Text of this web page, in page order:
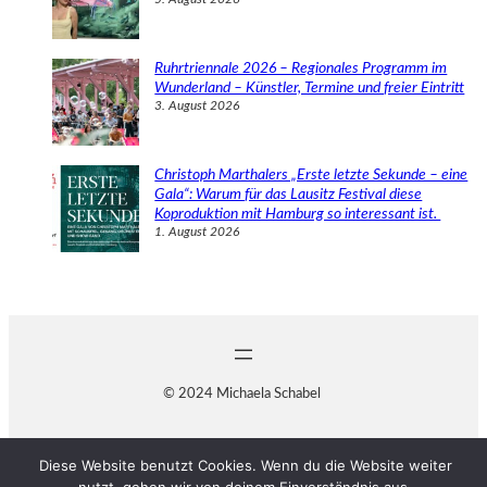
Ruhrtriennale 2026 – Regionales Programm im
Wunderland – Künstler, Termine und freier Eintritt
3. August 2026
Christoph Marthalers „Erste letzte Sekunde – eine
Gala“: Warum für das Lausitz Festival diese
Koproduktion mit Hamburg so interessant ist.
1. August 2026
© 2024 Michaela Schabel
Diese Website benutzt Cookies. Wenn du die Website weiter